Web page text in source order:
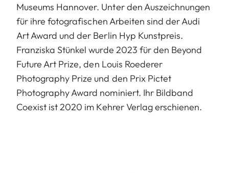
Museums Hannover. Unter den Auszeichnungen
für ihre fotografischen Arbeiten sind der Audi
Art Award und der Berlin Hyp Kunstpreis.
Franziska Stünkel wurde 2023 für den Beyond
Future Art Prize, den Louis Roederer
Photography Prize und den Prix Pictet
Photography Award nominiert. Ihr Bildband
Coexist ist 2020 im Kehrer Verlag erschienen.